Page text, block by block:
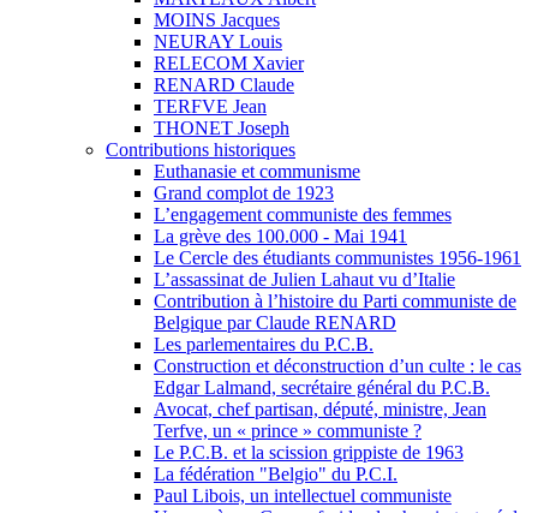
MOINS Jacques
NEURAY Louis
RELECOM Xavier
RENARD Claude
TERFVE Jean
THONET Joseph
Contributions historiques
Euthanasie et communisme
Grand complot de 1923
L’engagement communiste des femmes
La grève des 100.000 - Mai 1941
Le Cercle des étudiants communistes 1956-1961
L’assassinat de Julien Lahaut vu d’Italie
Contribution à l’histoire du Parti communiste de
Belgique par Claude RENARD
Les parlementaires du P.C.B.
Construction et déconstruction d’un culte : le cas
Edgar Lalmand, secrétaire général du P.C.B.
Avocat, chef partisan, député, ministre, Jean
Terfve, un « prince » communiste ?
Le P.C.B. et la scission grippiste de 1963
La fédération "Belgio" du P.C.I.
Paul Libois, un intellectuel communiste